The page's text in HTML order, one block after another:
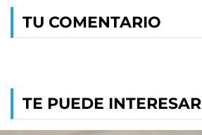
TU COMENTARIO
TE PUEDE INTERESAR